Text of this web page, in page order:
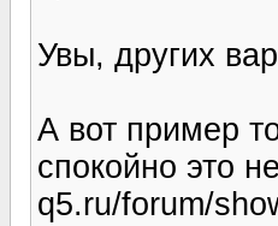
Увы, других
А вот пример
спокойно это
q5.ru/forum/